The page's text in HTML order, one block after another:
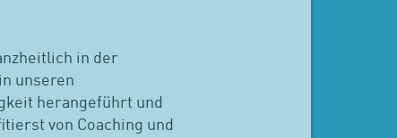
in der
unseren
herangeführt und
von Coaching und